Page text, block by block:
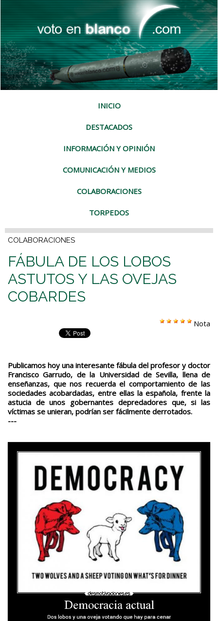
INICIO
DESTACADOS
INFORMACIÓN Y OPINIÓN
COMUNICACIÓN Y MEDIOS
COLABORACIONES
TORPEDOS
COLABORACIONES
FÁBULA DE LOS LOBOS
ASTUTOS Y LAS OVEJAS
COBARDES
Nota
Publicamos hoy una interesante fábula del profesor y doctor
Francisco Garrudo, de la Universidad de Sevilla, llena de
enseñanzas, que nos recuerda el comportamiento de las
sociedades acobardadas, entre ellas la española, frente la
astucia de unos gobernantes depredadores que, si las
víctimas se unieran, podrían ser fácilmente derrotados.
---